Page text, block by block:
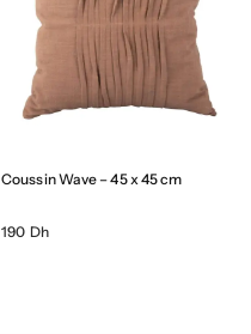
Coussin Wave – 45 x 45 cm
190 Dh